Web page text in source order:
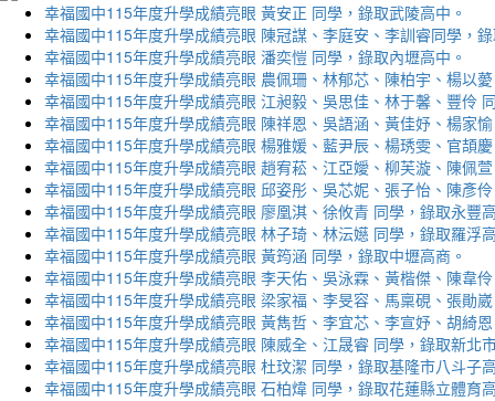
幸福國中115年度升學成績亮眼 黃安正 同學，錄取武陵高中。
幸福國中115年度升學成績亮眼 陳冠謀、李庭安、李訓睿同學，
幸福國中115年度升學成績亮眼 潘奕愷 同學，錄取內壢高中。
幸福國中115年度升學成績亮眼 農佩珊、林郁芯、陳柏宇、楊以
幸福國中115年度升學成績亮眼 江昶毅、吳思佳、林于馨、豐伶
幸福國中115年度升學成績亮眼 陳祥恩、吳語涵、黃佳妤、楊家
幸福國中115年度升學成績亮眼 楊雅媛、藍尹辰、楊琇雯、官頡
幸福國中115年度升學成績亮眼 趙宥菘、江亞嬡、柳芙漩、陳佩
幸福國中115年度升學成績亮眼 邱姿彤、吳芯妮、張子怡、陳彥
幸福國中115年度升學成績亮眼 廖凰淇、徐攸青 同學，錄取永豐
幸福國中115年度升學成績亮眼 林子琦、林沄嬨 同學，錄取羅浮
幸福國中115年度升學成績亮眼 黃筠涵 同學，錄取中壢高商。
幸福國中115年度升學成績亮眼 李天佑、吳泳霖、黃楷傑、陳韋
幸福國中115年度升學成績亮眼 梁家福、李旻容、馬稟硯、張勛
幸福國中115年度升學成績亮眼 黃雋哲、李宜芯、李宣妤、胡綺
幸福國中115年度升學成績亮眼 陳威全、江晟睿 同學，錄取新北
幸福國中115年度升學成績亮眼 杜玟潔 同學，錄取基隆市八斗子
幸福國中115年度升學成績亮眼 石柏煒 同學，錄取花蓮縣立體育